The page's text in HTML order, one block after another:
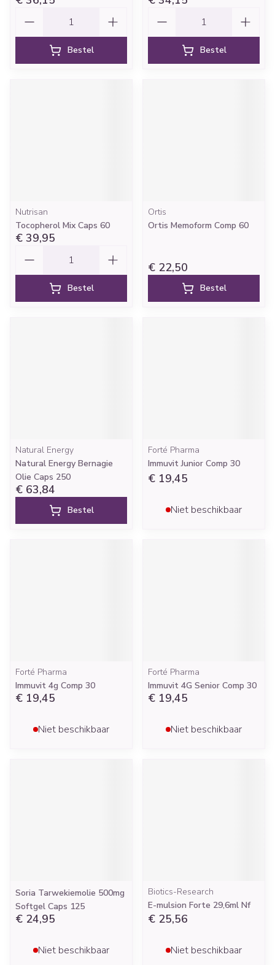
Bestel Bestel
Nutrisan
Tocopherol Mix Caps 60
€ 39,95
Bestel
Ortis
Ortis Memoform Comp 60
€ 22,50
Bestel
Natural Energy
Natural Energy Bernagie
Olie Caps 250
€ 63,84
Bestel
Forté Pharma
Immuvit Junior Comp 30
€ 19,45
Niet beschikbaar
Forté Pharma
Immuvit 4g Comp 30
€ 19,45
Niet beschikbaar
Forté Pharma
Immuvit 4G Senior Comp 30
€ 19,45
Niet beschikbaar
Soria Tarwekiemolie 500mg
Softgel Caps 125
€ 24,95
Niet beschikbaar
Biotics-Research
E-mulsion Forte 29,6ml Nf
€ 25,56
Niet beschikbaar